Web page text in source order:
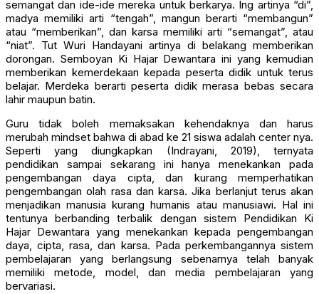
semangat dan ide-ide mereka untuk berkarya. Ing artinya “di”,
madya memiliki arti “tengah”, mangun berarti “membangun”
atau “memberikan”, dan karsa memiliki arti “semangat”, atau
“niat”. Tut Wuri Handayani artinya di belakang memberikan
dorongan. Semboyan Ki Hajar Dewantara ini yang kemudian
memberikan kemerdekaan kepada peserta didik untuk terus
belajar. Merdeka berarti peserta didik merasa bebas secara
lahir maupun batin.
Guru tidak boleh memaksakan kehendaknya dan harus
merubah mindset bahwa di abad ke 21 siswa adalah center nya.
Seperti yang diungkapkan (Indrayani, 2019), ternyata
pendidikan sampai sekarang ini hanya menekankan pada
pengembangan daya cipta, dan kurang memperhatikan
pengembangan olah rasa dan karsa. Jika berlanjut terus akan
menjadikan manusia kurang humanis atau manusiawi. Hal ini
tentunya berbanding terbalik dengan sistem Pendidikan Ki
Hajar Dewantara yang menekankan kepada pengembangan
daya, cipta, rasa, dan karsa. Pada perkembangannya sistem
pembelajaran yang berlangsung sebenarnya telah banyak
memiliki metode, model, dan media pembelajaran yang
bervariasi.